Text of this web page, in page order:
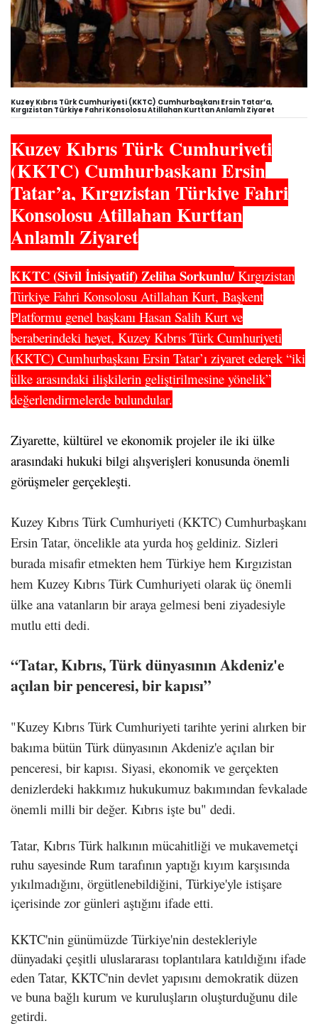
Kuzey Kıbrıs Türk Cumhuriyeti (KKTC) Cumhurbaşkanı Ersin Tatar’a,
Kırgızistan Türkiye Fahri Konsolosu Atillahan Kurttan Anlamlı Ziyaret
Kuzey Kıbrıs Türk Cumhuriyeti
(KKTC) Cumhurbaşkanı Ersin
Tatar’a, Kırgızistan Türkiye Fahri
Konsolosu Atillahan Kurttan
Anlamlı Ziyaret
KKTC (Sivil İnisiyatif) Zeliha Sorkunlu/ Kırgızistan
Türkiye Fahri Konsolosu Atillahan Kurt, Başkent
Platformu genel başkanı Hasan Salih Kurt ve
beraberindeki heyet, Kuzey Kıbrıs Türk Cumhuriyeti
(KKTC) Cumhurbaşkanı Ersin Tatar’ı ziyaret ederek “iki
ülke arasındaki ilişkilerin geliştirilmesine yönelik”
değerlendirmelerde bulundular.
Ziyarette, kültürel ve ekonomik projeler ile iki ülke
arasındaki hukuki bilgi alışverişleri konusunda önemli
görüşmeler gerçekleşti.
Kuzey Kıbrıs Türk Cumhuriyeti (KKTC) Cumhurbaşkanı
Ersin Tatar, öncelikle ata yurda hoş geldiniz. Sizleri
burada misafir etmekten hem Türkiye hem Kırgızistan
hem Kuzey Kıbrıs Türk Cumhuriyeti olarak üç önemli
ülke ana vatanların bir araya gelmesi beni ziyadesiyle
mutlu etti dedi.
“Tatar, Kıbrıs, Türk dünyasının Akdeniz'e
açılan bir penceresi, bir kapısı”
"Kuzey Kıbrıs Türk Cumhuriyeti tarihte yerini alırken bir
bakıma bütün Türk dünyasının Akdeniz'e açılan bir
penceresi, bir kapısı. Siyasi, ekonomik ve gerçekten
denizlerdeki hakkımız hukukumuz bakımından fevkalade
önemli milli bir değer. Kıbrıs işte bu" dedi.
Tatar, Kıbrıs Türk halkının mücahitliği ve mukavemetçi
ruhu sayesinde Rum tarafının yaptığı kıyım karşısında
yıkılmadığını, örgütlenebildiğini, Türkiye'yle istişare
içerisinde zor günleri aştığını ifade etti.
KKTC'nin günümüzde Türkiye'nin destekleriyle
dünyadaki çeşitli uluslararası toplantılara katıldığını ifade
eden Tatar, KKTC'nin devlet yapısını demokratik düzen
ve buna bağlı kurum ve kuruluşların oluşturduğunu dile
getirdi.